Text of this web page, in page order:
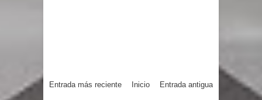
Entrada más reciente Entrada antigua
Inicio